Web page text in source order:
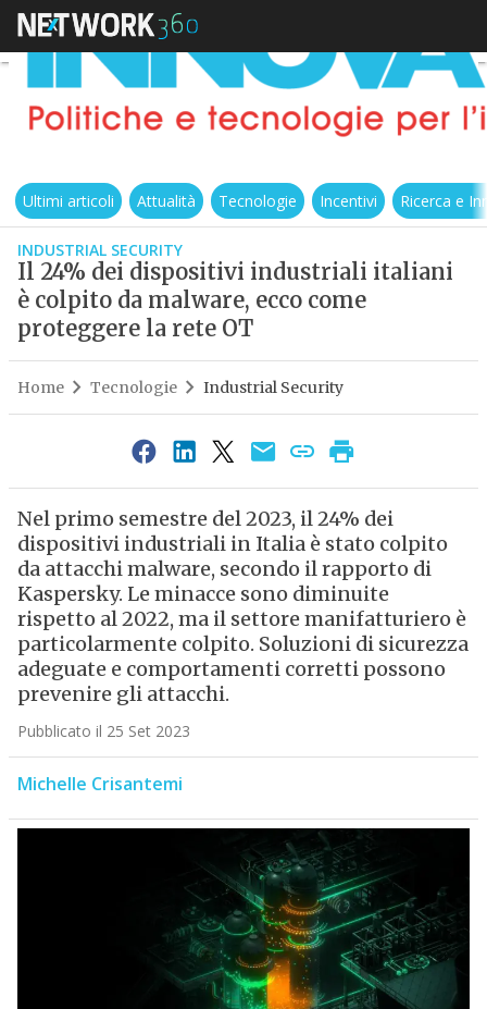
Ultimi articoli Attualità Tecnologie Incentivi Ricerca e
INDUSTRIAL SECURITY
Il 24% dei dispositivi industriali italiani
è colpito da malware, ecco come
proteggere la rete OT
Home Tecnologie Industrial Security
Nel primo semestre del 2023, il 24% dei
dispositivi industriali in Italia è stato colpito
da attacchi malware, secondo il rapporto di
Kaspersky. Le minacce sono diminuite
rispetto al 2022, ma il settore manifatturiero è
particolarmente colpito. Soluzioni di sicurezza
adeguate e comportamenti corretti possono
prevenire gli attacchi.
Pubblicato il 25 Set 2023
Michelle Crisantemi